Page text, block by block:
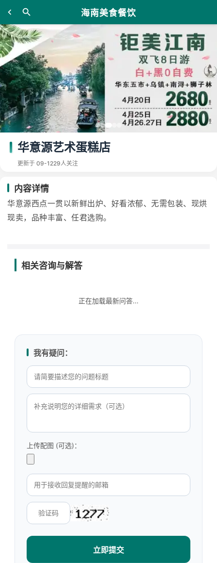
海南美食餐饮
华意源艺术蛋糕店
更新于 09-1229人关注
内容详情
华意源西点一贯以新鲜出炉、好看浓郁、无需包装、现烘
现卖，品种丰富、任君选购。
相关咨询与解答
正在加载最新问答...
我有疑问：
上传配图 (可选)：
立即提交